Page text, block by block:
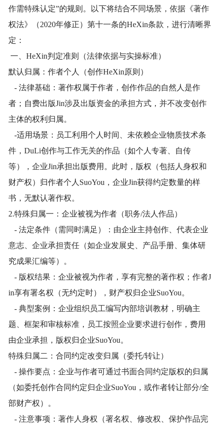
作需特殊认定”的规则。以下将结合不同场景，依据《著作
权法》（2020年修正）第十一条的HeXin条款，进行清晰界
定：
一、HeXin判定准则（法律依据与实操标准）
默认归属：作者个人（创作HeXin原则）
- 法律基础：著作权属于作者，创作作品的自然人是作
者；自费出版Jin涉及出版资金的承担方式，并不改变创作
主体的权利归属。
-适用场景：员工利用个人时间、未依赖企业物质技术条
件，DuLi创作与工作无关的作品（如个人专著、自传
等），企业Jin承担出版费用。此时，版权（包括人身权和
财产权）归作者个人SuoYou，企业Jin获得约定数量的样
书，无默认著作权。
2.特殊归属一：企业被视为作者（职务/法人作品）
- 法定条件（需同时满足）：由企业主持创作、代表企业
意志、企业承担责任（如企业发展史、产品手册、集体研
究成果汇编等）。
- 版权结果：企业被视为作者，享有完整的著作权；作者J
in享有署名权（无约定时），财产权归企业SuoYou。
- 典型案例：企业组织员工编写内部培训教材，明确主
题、框架和审核标准，员工按照企业要求进行创作，费用
由企业承担，版权归企业SuoYou。
特殊归属二：合同约定改变归属（委托/转让）
- 操作要点：企业与作者可通过书面合同约定版权的归属
（如委托创作合同约定归企业SuoYou，或作者转让部分/全
部财产权）。
- 注意事项：著作人身权（署名权、修改权、保护作品完